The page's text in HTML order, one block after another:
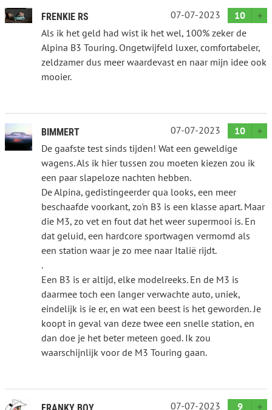
FRENKIE RS 07-07-2023
10
Als ik het geld had wist ik het wel, 100% zeker de
Alpina B3 Touring. Ongetwijfeld luxer, comfortabeler,
zeldzamer dus meer waardevast en naar mijn idee ook
mooier.
BIMMERT 07-07-2023
10
De gaafste test sinds tijden! Wat een geweldige
wagens. Als ik hier tussen zou moeten kiezen zou ik
een paar slapeloze nachten hebben.
De Alpina, gedistingeerder qua looks, een meer
beschaafde voorkant, zo'n B3 is een klasse apart. Maar
die M3, zo vet en fout dat het weer supermooi is. En
dat geluid, een hardcore sportwagen vermomd als
een station waar je zo mee naar Italië rijdt.
.
Een B3 is er altijd, elke modelreeks. En de M3 is
daarmee toch een langer verwachte auto, uniek,
eindelijk is ie er, en wat een beest is het geworden. Je
koopt in geval van deze twee een snelle station, en
dan doe je het beter meteen goed. Ik zou
waarschijnlijk voor de M3 Touring gaan.
07-07-2023
9